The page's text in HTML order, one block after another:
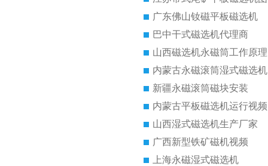
广东佛山钕磁平板磁选机
巴中干式磁选机代理商
山西磁选机永磁筒工作原理
内蒙古永磁滚筒湿式磁选机
新疆永磁滚筒磁块安装
内蒙古平板磁选机运行视频
山西湿式磁选机生产厂家
广西新型铁矿磁机视频
上海永磁湿式磁选机